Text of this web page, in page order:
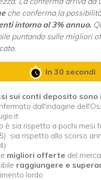
che conferma la
intorno al 3% annuo.
puntando sulle migliori
In 30 secondi
sui conti deposito sono
dall'indagine
è sia rispetto a pochi mesi
sia rispetto allo scorso
migliori offerte del
raggiungere e
lordo